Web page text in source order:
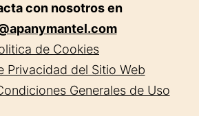
con nosotros en
de Cookies
Privacidad del Sitio Web
Generales de Uso